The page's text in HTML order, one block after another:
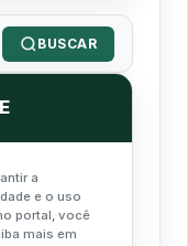
BUSCAR
a
e o uso
portal, você
mais em